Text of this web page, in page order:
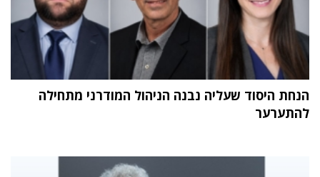
הנחת היסוד שעליה נבנה הניהול המודרני מתחילה
להתערער